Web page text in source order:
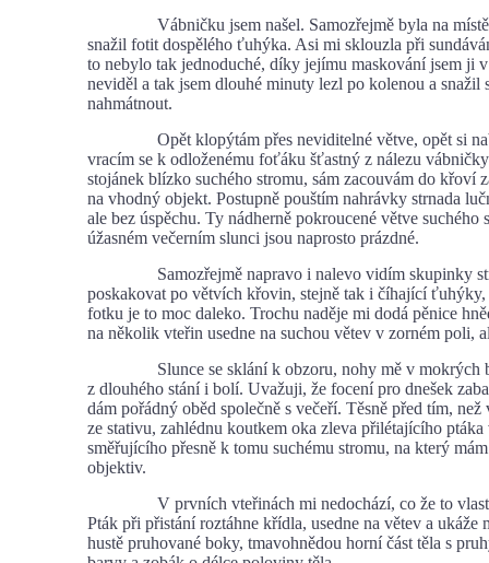
Vábničku jsem našel. Samozřejmě byla na místě,
snažil fotit dospělého ťuhýka. Asi mi sklouzla při
to nebylo tak jednoduché, díky jejímu maskování jsem ji
neviděl a tak jsem dlouhé minuty lezl po kolenou a snažil
nahmátnout.
Opět klopýtám přes neviditelné větve, opět si
vracím se k odloženému foťáku šťastný z nálezu
stojánek blízko suchého stromu, sám zacouvám do křoví
na vhodný objekt. Postupně pouštím nahrávky strnada
ale bez úspěchu. Ty nádherně pokroucené větve suchého
úžasném večerním slunci jsou naprosto prázdné.
Samozřejmě napravo i nalevo vidím skupinky
poskakovat po větvích křovin, stejně tak i číhající ťuhýky,
fotku je to moc daleko. Trochu naděje mi dodá pěnice
na několik vteřin usedne na suchou větev v zorném poli,
Slunce se sklání k obzoru, nohy mě v mokrých
z dlouhého stání i bolí. Uvažuji, že focení pro dnešek
dám pořádný oběd společně s večeří. Těsně před tím,
ze stativu, zahlédnu koutkem oka zleva přilétajícího
směřujícího přesně k tomu suchému stromu, na který
objektiv.
V prvních vteřinách mi nedochází, co že to
Pták při přistání roztáhne křídla, usedne na větev a ukáže
hustě pruhované boky, tmavohnědou horní část těla s